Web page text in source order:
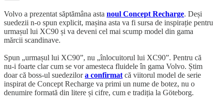
Volvo a prezentat săptămâna asta noul Concept Recharge. Deși
suedezii n-o spun explicit, mașina asta va fi sursa de inspirație pentru
urmașul lui XC90 și va deveni cel mai scump model din gama
mărcii scandinave.
Spun „urmașul lui XC90”, nu „înlocuitorul lui XC90”. Pentru că
nu-i foarte clar cum se vor amesteca fluidele în gama Volvo. Știm
doar că boss-ul suedezilora confirmat că viitorul model de serie
inspirat de Concept Recharge va primi un nume de botez, nu o
denumire formată din litere și cifre, cum e tradiția la Göteborg.